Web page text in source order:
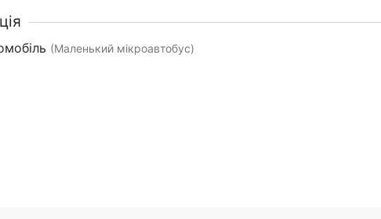
(Маленький мікроавтобус)